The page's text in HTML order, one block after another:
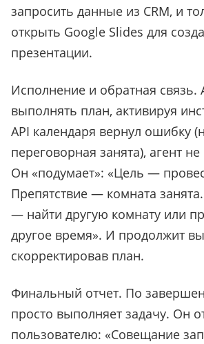
запросить данные из CRM, и
открыть Google Slides для
презентации.
Исполнение и обратная связь.
выполнять план, активируя
API календаря вернул ошибку
переговорная занята), агент не
Он «подумает»: «Цель —
Препятствие — комната
— найти другую комнату или
другое время». И продолжит
скорректировав план.
Финальный отчет. По
просто выполняет задачу. Он
пользователю: «Совещание